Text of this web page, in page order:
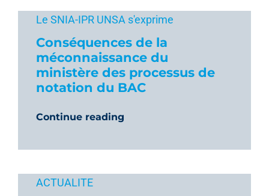
Le SNIA-IPR UNSA s'exprime
Conséquences de la
méconnaissance du
ministère des processus de
notation du BAC
Continue reading
ACTUALITE